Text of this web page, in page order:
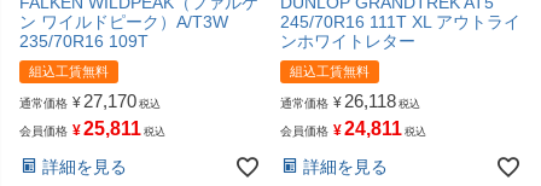
ン ワイルドピーク）A/T3W
235/70R16 109T
組込工賃無料
通常価格 ¥ 27,170 税込
会員価格 ¥25,811 税込
詳細を見る
245/70R16 111T XL アウトライ
ンホワイトレター
組込工賃無料
通常価格 ¥ 26,118 税込
会員価格 ¥24,811 税込
詳細を見る